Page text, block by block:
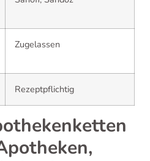
Zugelassen
Rezeptpflichtig